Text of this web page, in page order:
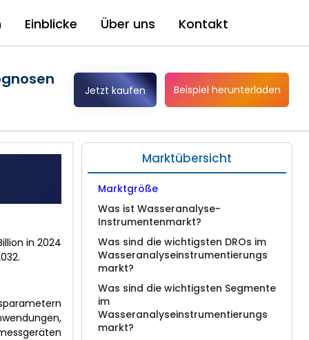
Einblicke Über uns Kontakt
Jetzt kaufen Beispiel herunterladen
in 2024
Marktübersicht
Marktgröße
Was ist Wasseranalyse-
Instrumentenmarkt?
Was sind die wichtigsten DROs im
Wasseranalyseinstrumentierungs
markt?
Was sind die wichtigsten Segmente
im
Wasseranalyseinstrumentierungs
markt?